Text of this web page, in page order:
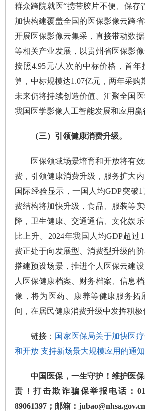
群众跨院就医“携带胶片不便、保存
加快构建覆盖全国的医保影像云跨
开展医保影像云集采，直接带动数
等相关产业发展，以贵州省医保影像
按照4.95元/人次的中标价格，首年
算，中标规模达1.07亿元，两年采购
未来仍将持续创造价值。汇聚全国
我国医学影像人工智能发展和应用赢
（三）引领健康消费升级。
医保领域场景培育和开放将有
费，引领健康消费升级，服务扩大内
国际经验显示，一国人均GDP突破
费结构将加快升级，食品、服装等
降，卫生健康、交通通信、文化娱
比上升。2024年我国人均GDP超过
费正处于向发展型、消费型升级的
搭建预设场景，推进个人医保云建
人医保健康档案、财务档案、信息
像，将为医药、康养等健康服务拓
间，在居民健康消费升级中发挥积极
链接： 国家医保局关于加快医
和开放 支持新场景大规模应用的通知
中国医保，一生守护！维护医
责！打击欺诈骗保举报电话：
89061397；邮箱：jubao@nhsa.gov.cn